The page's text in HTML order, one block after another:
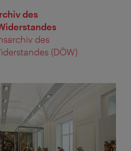
des
des
(DÖW)